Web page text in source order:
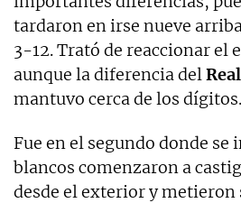
tardaron en irse nueve
3-12. Trató de reaccionar el
aunque la diferencia del
mantuvo cerca de los dígitos.
Fue en el segundo donde se
blancos comenzaron a
desde el exterior y metieron